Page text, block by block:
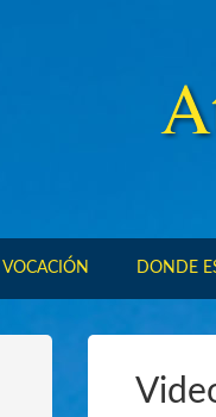
VOCACIÓN DONDE